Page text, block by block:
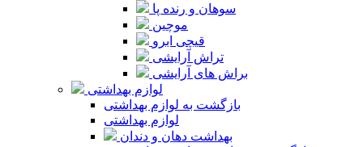
سوهان و رنده پا
موچین
قیچی ابرو
تراش آرایشی
براش های آرایشی
لوازم بهداشتی
بازگشت به لوازم بهداشتی
لوازم بهداشتی
بهداشت دهان و دندان